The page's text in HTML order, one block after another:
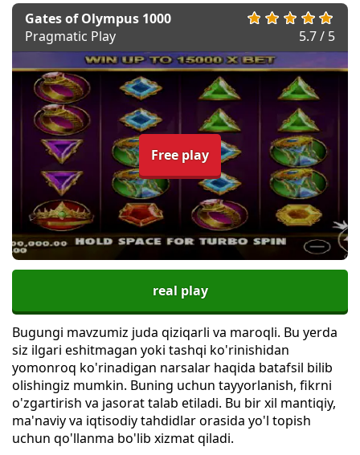
Gates of Olympus 1000
Pragmatic Play
5.7 / 5
Free play
real play
Bugungi mavzumiz juda qiziqarli va maroqli. Bu yerda
siz ilgari eshitmagan yoki tashqi ko'rinishidan
yomonroq ko'rinadigan narsalar haqida batafsil bilib
olishingiz mumkin. Buning uchun tayyorlanish, fikrni
o'zgartirish va jasorat talab etiladi. Bu bir xil mantiqiy,
ma'naviy va iqtisodiy tahdidlar orasida yo'l topish
uchun qo'llanma bo'lib xizmat qiladi.